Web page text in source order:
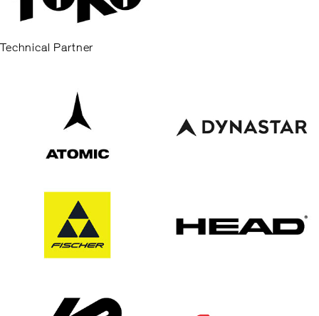
Technical Partner